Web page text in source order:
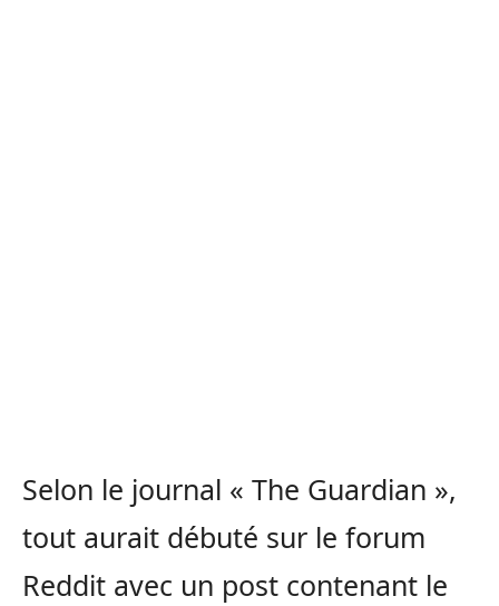
Selon le journal « The Guardian »,
tout aurait débuté sur le forum
Reddit avec un post contenant le